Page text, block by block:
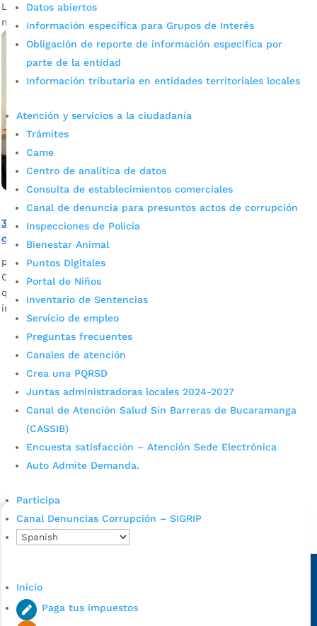
Datos abiertos
Información específica para Grupos de Interés
Obligación de reporte de información específica por
parte de la entidad
Información tributaria en entidades territoriales locales
Atención y servicios a la ciudadanía
Trámites
Came
Centro de analítica de datos
Consulta de establecimientos comerciales
Canal de denuncia para presuntos actos de corrupción
Inspecciones de Policía
Bienestar Animal
Puntos Digitales
Portal de Niños
Inventario de Sentencias
Servicio de empleo
Preguntas frecuentes
Canales de atención
Crea una PQRSD
Juntas administradoras locales 2024-2027
Canal de Atención Salud Sin Barreras de Bucaramanga
(CASSIB)
Encuesta satisfacción – Atención Sede Electrónica
Auto Admite Demanda.
Participa
Canal Denuncias Corrupción – SIGRIP
Inicio
Paga tus impuestos
Los biológicos permitirán vacunar a alrededor de 30 mil
niños entre 3 a 11 años en la ciudad de Bucaramanga.
350 vacunas contra el Covid -19 se aplicaron a estudiantes
de la Normal Superior
por Edgar Augusto Sánchez
Con el consentimiento informado de los padres de familia,
que se hicieron presentes, estudiantes recibieron la
inmunización.
Cupos Escolares Bucaramanga 2022
Consulta aqui los pasos para inscribirse y solicitar un
Bucaramanga.
Alcaldía de Bucaramanga